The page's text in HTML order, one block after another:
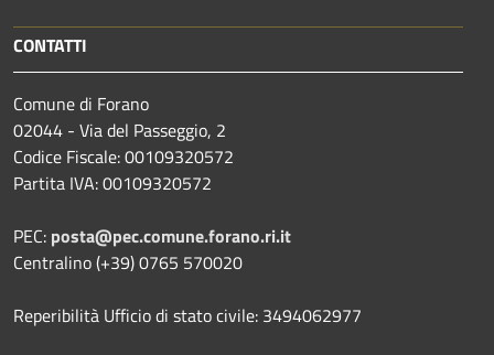
CONTATTI
Comune di Forano
02044 - Via del Passeggio, 2
Codice Fiscale: 00109320572
Partita IVA: 00109320572
PEC: posta@pec.comune.forano.ri.it
Centralino (+39) 0765 570020
Reperibilità Ufficio di stato civile: 3494062977